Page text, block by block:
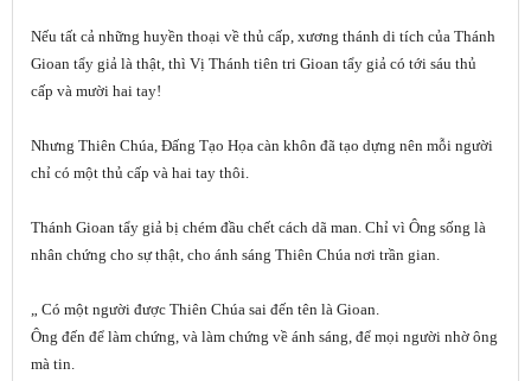
Nếu tất cả những huyền thoại về thủ cấp, xương thánh di tích của Thánh
Gioan tẩy giả là thật, thì Vị Thánh tiên tri Gioan tẩy giả có tới sáu thủ
cấp và mười hai tay!
Nhưng Thiên Chúa, Đấng Tạo Họa càn khôn đã tạo dựng nên mỗi người
chỉ có một thủ cấp và hai tay thôi.
Thánh Gioan tẩy giả bị chém đầu chết cách dã man. Chỉ vì Ông sống là
nhân chứng cho sự thật, cho ánh sáng Thiên Chúa nơi trần gian.
„ Có một người được Thiên Chúa sai đến tên là Gioan.
Ông đến để làm chứng, và làm chứng về ánh sáng, để mọi người nhờ ông
mà tin.